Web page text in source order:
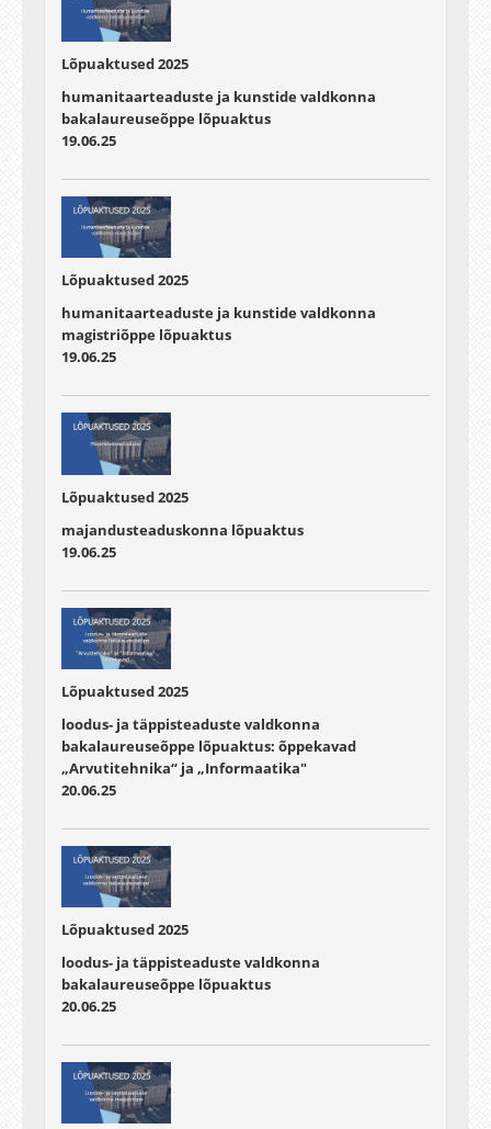
Lõpuaktused 2025
humanitaarteaduste ja kunstide valdkonna
bakalaureuseõppe lõpuaktus
19.06.25
Lõpuaktused 2025
humanitaarteaduste ja kunstide valdkonna
magistriõppe lõpuaktus
19.06.25
Lõpuaktused 2025
majandusteaduskonna lõpuaktus
19.06.25
Lõpuaktused 2025
loodus- ja täppisteaduste valdkonna
bakalaureuseõppe lõpuaktus: õppekavad
„Arvutitehnika“ ja „Informaatika"
20.06.25
Lõpuaktused 2025
loodus- ja täppisteaduste valdkonna
bakalaureuseõppe lõpuaktus
20.06.25